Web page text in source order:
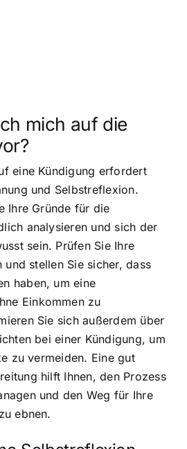
mich auf die
eine Kündigung erfordert
und Selbstreflexion.
Ihre Gründe für die
analysieren und sich der
sein. Prüfen Sie Ihre
stellen Sie sicher, dass
haben, um eine
Einkommen zu
Sie sich außerdem über
bei einer Kündigung, um
zu vermeiden. Eine gut
hilft Ihnen, den Prozess
und den Weg für Ihre
ebnen.